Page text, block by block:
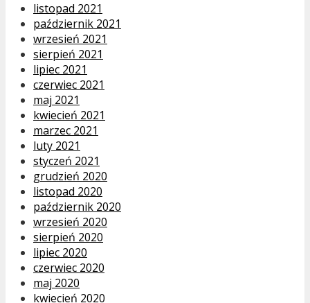
listopad 2021
październik 2021
wrzesień 2021
sierpień 2021
lipiec 2021
czerwiec 2021
maj 2021
kwiecień 2021
marzec 2021
luty 2021
styczeń 2021
grudzień 2020
listopad 2020
październik 2020
wrzesień 2020
sierpień 2020
lipiec 2020
czerwiec 2020
maj 2020
kwiecień 2020